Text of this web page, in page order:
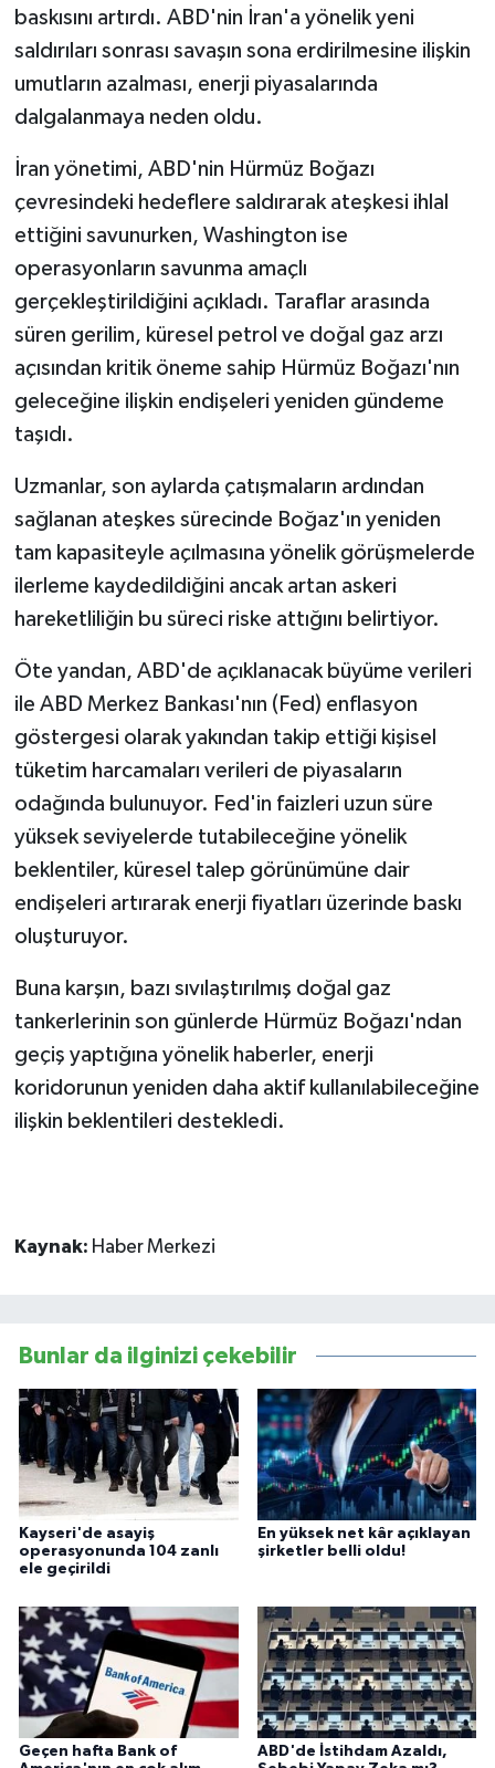
baskısını artırdı. ABD'nin İran'a yönelik yeni
saldırıları sonrası savaşın sona erdirilmesine ilişkin
umutların azalması, enerji piyasalarında
dalgalanmaya neden oldu.
İran yönetimi, ABD'nin Hürmüz Boğazı
çevresindeki hedeflere saldırarak ateşkesi ihlal
ettiğini savunurken, Washington ise
operasyonların savunma amaçlı
gerçekleştirildiğini açıkladı. Taraflar arasında
süren gerilim, küresel petrol ve doğal gaz arzı
açısından kritik öneme sahip Hürmüz Boğazı'nın
geleceğine ilişkin endişeleri yeniden gündeme
taşıdı.
Uzmanlar, son aylarda çatışmaların ardından
sağlanan ateşkes sürecinde Boğaz'ın yeniden
tam kapasiteyle açılmasına yönelik görüşmelerde
ilerleme kaydedildiğini ancak artan askeri
hareketliliğin bu süreci riske attığını belirtiyor.
Öte yandan, ABD'de açıklanacak büyüme verileri
ile ABD Merkez Bankası'nın (Fed) enflasyon
göstergesi olarak yakından takip ettiği kişisel
tüketim harcamaları verileri de piyasaların
odağında bulunuyor. Fed'in faizleri uzun süre
yüksek seviyelerde tutabileceğine yönelik
beklentiler, küresel talep görünümüne dair
endişeleri artırarak enerji fiyatları üzerinde baskı
oluşturuyor.
Buna karşın, bazı sıvılaştırılmış doğal gaz
tankerlerinin son günlerde Hürmüz Boğazı'ndan
geçiş yaptığına yönelik haberler, enerji
koridorunun yeniden daha aktif kullanılabileceğine
ilişkin beklentileri destekledi.
Kaynak: Haber Merkezi
Bunlar da ilginizi çekebilir
Kayseri'de asayiş
operasyonunda 104 zanlı
ele geçirildi
En yüksek net kâr açıklayan
şirketler belli oldu!
Geçen hafta Bank of
ABD'de İstihdam Azaldı,